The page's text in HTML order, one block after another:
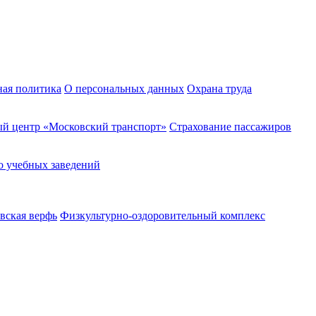
политика О персональных данных Охрана труда
центр «Московский транспорт» Страхование пассажиров
учебных заведений
верфь Физкультурно-оздоровительный комплекс